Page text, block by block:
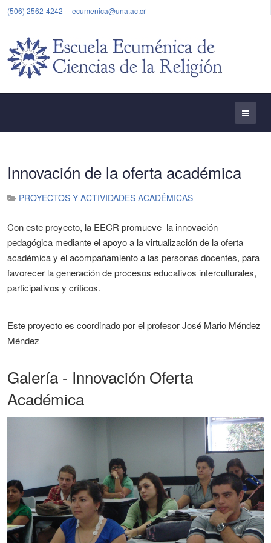
(506) 2562-4242 ecumenica@una.ac.cr
Innovación de la oferta académica
PROYECTOS Y ACTIVIDADES ACADÉMICAS
Con este proyecto, la EECR promueve la innovación
pedagógica mediante el apoyo a la virtualización de la oferta
académica y el acompañamiento a las personas docentes, para
favorecer la generación de procesos educativos interculturales,
participativos y críticos.
Este proyecto es coordinado por el profesor José Mario Méndez
Méndez
Galería - Innovación Oferta
Académica